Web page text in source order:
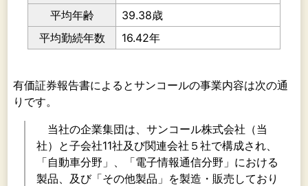
平均年齢
39.38歳
平均勤続年数
16.42年
有価証券報告書によるとサンコールの事業内容は次の通
りです。
当社の企業集団は、サンコール株式会社（当
社）と子会社11社及び関連会社５社で構成され、
「自動車分野」、「電子情報通信分野」における
製品、及び「その他製品」を製造・販売しており